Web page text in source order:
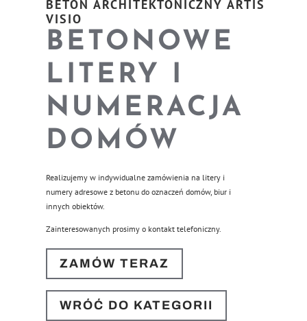
BETON ARCHITEKTONICZNY ARTIS
VISIO
BETONOWE
LITERY I
NUMERACJA
DOMÓW
Realizujemy w indywidualne zamówienia na litery i
numery adresowe z betonu do oznaczeń domów, biur i
innych obiektów.
Zainteresowanych prosimy o kontakt telefoniczny.
ZAMÓW TERAZ
WRÓĆ DO KATEGORII